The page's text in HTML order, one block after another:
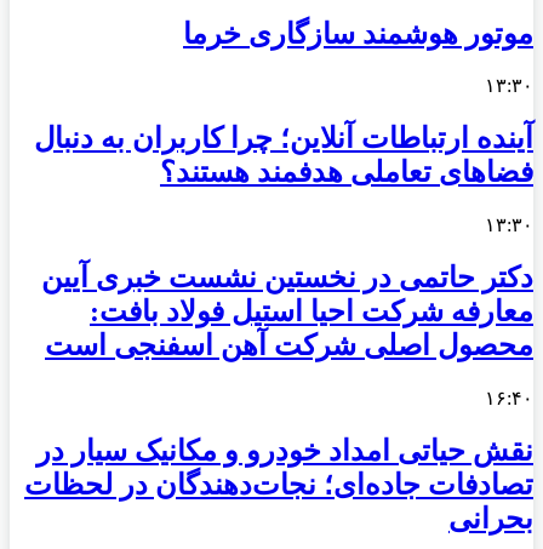
موتور هوشمند سازگاری خرما
۱۳:۳۰
آینده ارتباطات آنلاین؛ چرا کاربران به دنبال
فضاهای تعاملی هدفمند هستند؟
۱۳:۳۰
دکتر حاتمی در نخستین نشست خبری آیین
معارفه شرکت احیا استیل فولاد بافت:
محصول اصلی شرکت آهن اسفنجی است
۱۶:۴۰
نقش حیاتی امداد خودرو و مکانیک سیار در
تصادفات جاده‌ای؛ نجات‌دهندگان در لحظات
بحرانی